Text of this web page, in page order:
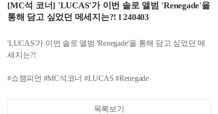
[MC석 코너] 'LUCAS'가 이번 솔로 앨범 'Renegade'을
통해 담고 싶었던 메세지는?! l 240403
'LUCAS'가 이번 솔로 앨범 'Renegade'을 통해 담고 싶었던 메
세지는?!
#쇼챔피언 #MC석코너 #LUCAS #Renegade
목록보기